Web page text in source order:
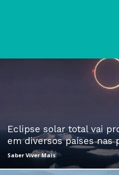
Eclipse solar total vai
em diversos países nas
Saber Viver Mais